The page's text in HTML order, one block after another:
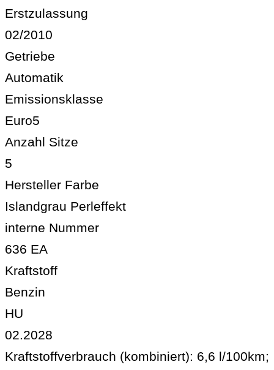
Erstzulassung
02/2010
Getriebe
Automatik
Emissionsklasse
Euro5
Anzahl Sitze
5
Hersteller Farbe
Islandgrau Perleffekt
interne Nummer
636 EA
Kraftstoff
Benzin
HU
02.2028
Kraftstoffverbrauch (kombiniert): 6,6 l/100km;